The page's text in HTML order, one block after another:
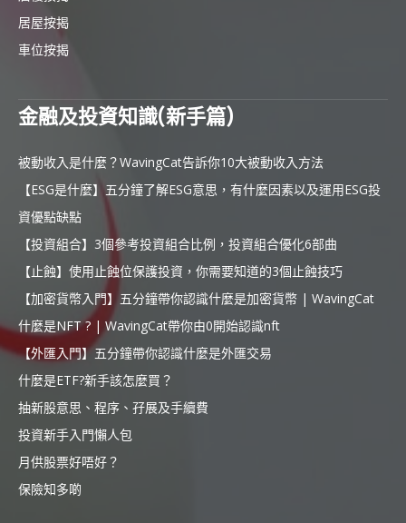
居屋按揭
車位按揭
金融及投資知識(新手篇)
被動收入是什麼？WavingCat告訴你10大被動收入方法
【ESG是什麼】五分鐘了解ESG意思，有什麼因素以及運用ESG投
資優點缺點
【投資組合】3個參考投資組合比例，投資組合優化6部曲
【止蝕】使用止蝕位保護投資，你需要知道的3個止蝕技巧
【加密貨幣入門】五分鐘帶你認識什麼是加密貨幣 | WavingCat
什麼是NFT ? | WavingCat帶你由0開始認識nft
【外匯入門】五分鐘帶你認識什麼是外匯交易
什麼是ETF?新手該怎麼買？
抽新股意思、程序、孖展及手續費
投資新手入門懶人包
月供股票好唔好？
保險知多啲